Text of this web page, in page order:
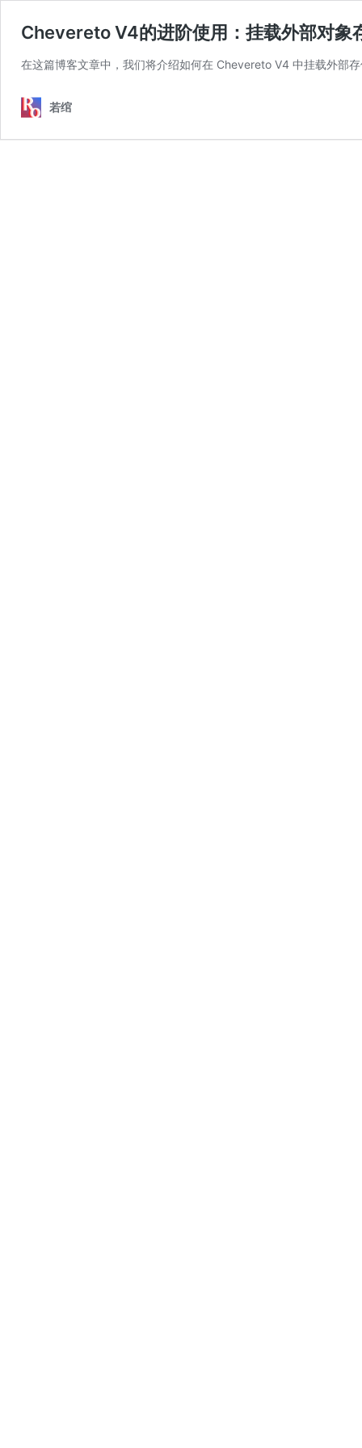
Chevereto V4的进阶使用：挂载外部对象
在这篇博客文章中，我们将介绍如何在 Chevereto V4 中挂载外部
若绾